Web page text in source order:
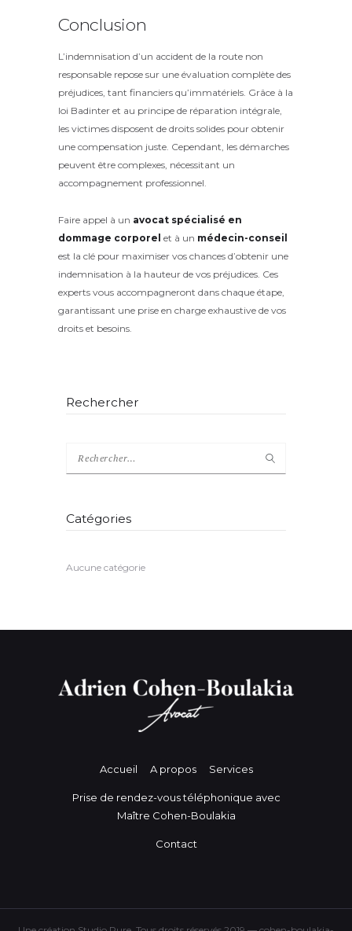
Conclusion
L’indemnisation d’un accident de la route non
responsable repose sur une évaluation complète des
préjudices, tant financiers qu’immatériels. Grâce à la
loi Badinter et au principe de réparation intégrale,
les victimes disposent de droits solides pour obtenir
une compensation juste. Cependant, les démarches
peuvent être complexes, nécessitant un
accompagnement professionnel.
Faire appel à un avocat spécialisé en
dommage corporel et à un médecin-conseil
est la clé pour maximiser vos chances d’obtenir une
indemnisation à la hauteur de vos préjudices. Ces
experts vous accompagneront dans chaque étape,
garantissant une prise en charge exhaustive de vos
droits et besoins.
Rechercher
Catégories
Aucune catégorie
Accueil A propos Services
Prise de rendez-vous téléphonique avec
Maître Cohen-Boulakia
Contact